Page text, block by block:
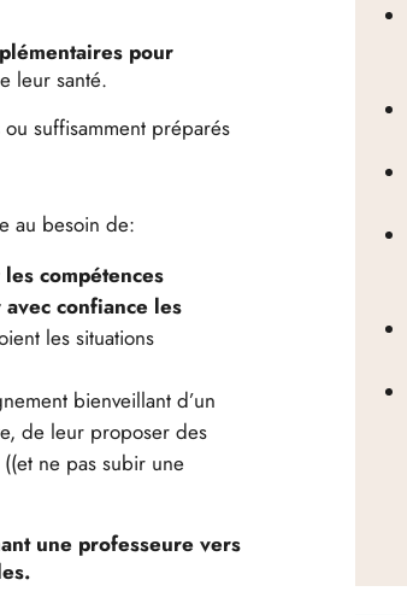
pour
leur santé.
suffisamment préparés
au besoin de:
compétences
confiance les
les situations
bienveillant d’un
de leur proposer des
ne pas subir une
une professeure vers